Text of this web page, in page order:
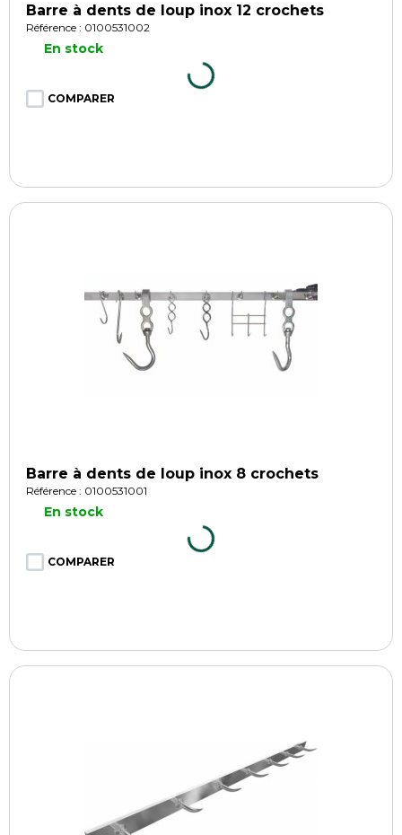
Barre à dents de loup inox 12 crochets
Référence : 0100531002
En stock
COMPARER
Barre à dents de loup inox 8 crochets
Référence : 0100531001
En stock
COMPARER